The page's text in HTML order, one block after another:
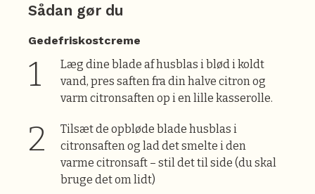
Sådan gør du
Gedefriskostcreme
Læg dine blade af husblas i blød i koldt
vand, pres saften fra din halve citron og
varm citronsaften op i en lille kasserolle.
Tilsæt de opbløde blade husblas i
citronsaften og lad det smelte i den
varme citronsaft – stil det til side (du skal
bruge det om lidt)